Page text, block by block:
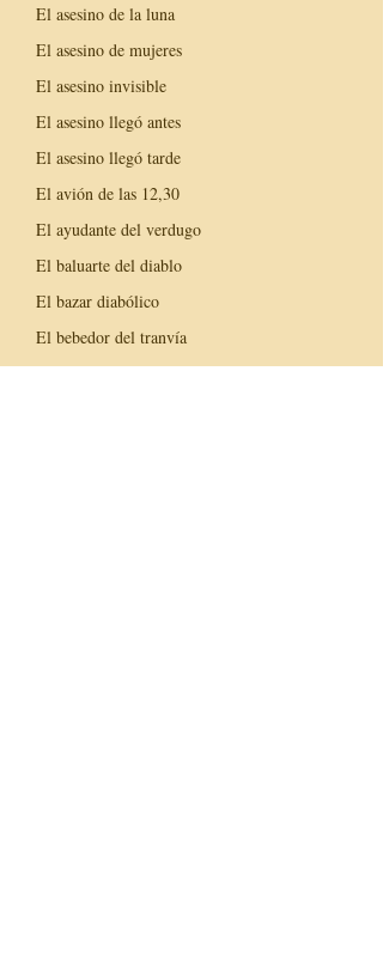
El asesino de la luna
El asesino de mujeres
El asesino invisible
El asesino llegó antes
El asesino llegó tarde
El avión de las 12,30
El ayudante del verdugo
El baluarte del diablo
El bazar diabólico
El bebedor del tranvía
El beso del microbio